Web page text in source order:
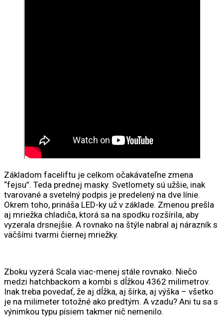
Základom faceliftu je celkom očakávateľne zmena
“fejsu”. Teda prednej masky. Svetlomety sú užšie, inak
tvarované a svetelný podpis je predelený na dve línie.
Okrem toho, prináša LED-ky už v základe. Zmenou prešla
aj mriežka chladiča, ktorá sa na spodku rozšírila, aby
vyzerala drsnejšie. A rovnako na štýle nabral aj nárazník s
väčšími tvarmi čiernej mriežky.
Zboku vyzerá Scala viac-menej stále rovnako. Niečo
medzi hatchbackom a kombi s dĺžkou 4362 milimetrov.
Inak treba povedať, že aj dĺžka, aj šírka, aj výška – všetko
je na milimeter totožné ako predtým. A vzadu? Ani tu sa s
výnimkou typu písiem takmer nič nemenilo.